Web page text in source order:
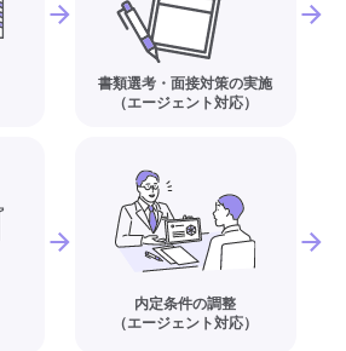
書類選考・面接対策の実施
（エージェント対応）
内定条件の調整
（エージェント対応）